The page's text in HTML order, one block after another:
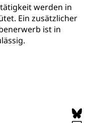
werden in
Ein zusätzlicher
ist in
und Bau, Schule